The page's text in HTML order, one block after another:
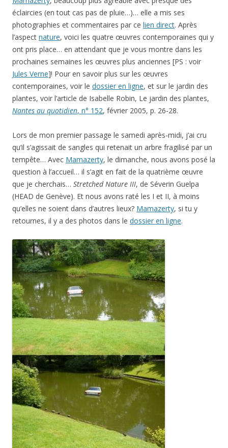
éclaircies (en tout cas pas de pluie…)… elle a mis ses
photographies et commentaires par ce lien direct. Après
l’aspect nature, voici les quatre œuvres contemporaines qui y
ont pris place… en attendant que je vous montre dans les
prochaines semaines les œuvres plus anciennes [PS : voir
Jules Verne]! Pour en savoir plus sur les œuvres
contemporaines, voir le dossier en ligne, et sur le jardin des
plantes, voir l’article de Isabelle Robin, Le jardin des plantes,
Nantes au quotidien, n° 152, février 2005, p. 26-28.
Lors de mon premier passage le samedi après-midi, j’ai cru
qu’il s’agissait de sangles qui retenait un arbre fragilisé par un
tempête… Avec Mamazerty, le dimanche, nous avons posé la
question à l’accueil… il s’agit en fait de la quatrième œuvre
que je cherchais… Stretched Nature III, de Séverin Guelpa
(HEAD de Genève). Et nous avons raté les I et II, à moins
qu’elles ne soient dans d’autres lieux? Mamazerty, si tu y
retournes, il y a des photos dans le dossier en ligne.